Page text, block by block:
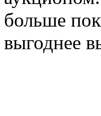
больше
выгоднее